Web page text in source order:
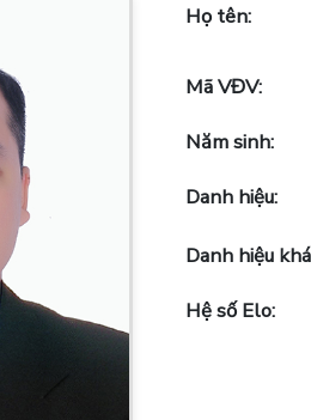
Họ tên:
Mã VĐV:
Năm sinh:
Danh hiệu:
Danh hiệu
Hệ số Elo: